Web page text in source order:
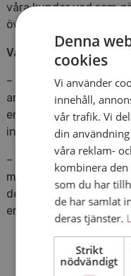
våra kunder vad som
övertidsarbete.
Vad ser du för
– Jag tycker det är en
arbetsgivare och som
en konkurrensfördel
inte erbjuder
– I dag ställer
må bra, att känna
det ligger såväl i tiden
erbjuda sina kollegor
Denna
cookies
Vi använder
innehåll,
vår trafik. Vi
din
våra reklam-
kombinera
som du har
de har samlat
deras tjänster.
Strikt
nödvändigt